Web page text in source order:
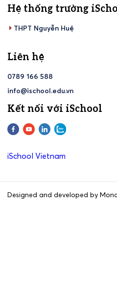
Hệ thống trường
THPT Nguyễn Huệ
Liên hệ
0789 166 588
info@ischool.edu.vn
Kết nối với iSchool
iSchool Vietnam
Designed and developed by